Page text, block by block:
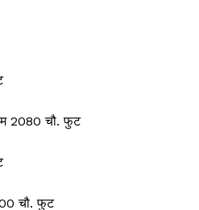
2080 चौ. फुट
चौ. फुट